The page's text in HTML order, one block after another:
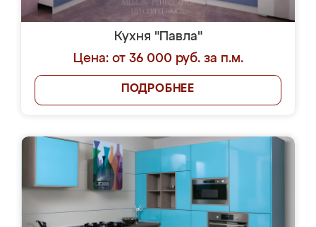
Кухня "Павла"
Цена: от 36 000 руб. за п.м.
ПОДРОБНЕЕ